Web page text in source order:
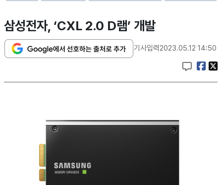
삼성전자, ‘CXL 2.0 D램’ 개발
기사입력2023.05.12 14:50